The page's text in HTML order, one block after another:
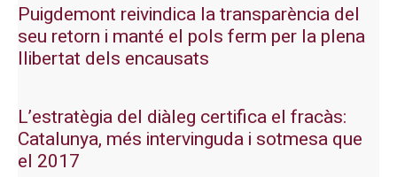
Puigdemont reivindica la transparència del
seu retorn i manté el pols ferm per la plena
llibertat dels encausats
L’estratègia del diàleg certifica el fracàs:
Catalunya, més intervinguda i sotmesa que
el 2017